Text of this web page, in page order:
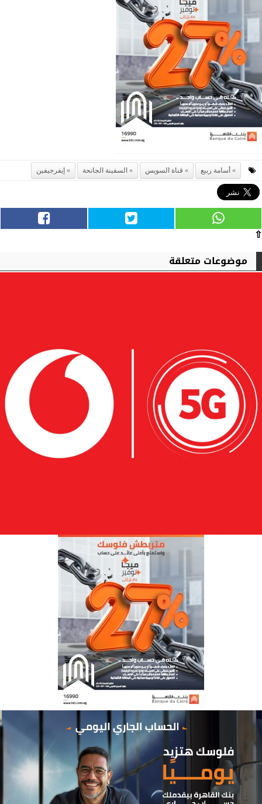
أسامة ربيع قناة السويس السفينة الجانحة إيفرجيفين
⇧
موضوعات متعلقة